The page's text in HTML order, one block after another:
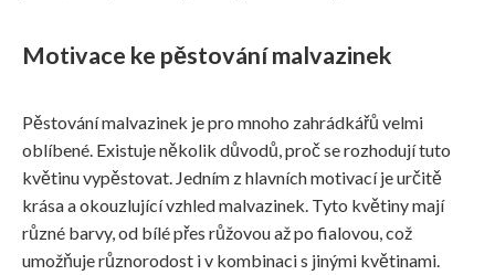
Motivace ke pěstování malvazinek
Pěstování malvazinek je pro mnoho zahrádkářů velmi
oblíbené. Existuje několik důvodů, proč se rozhodují tuto
květinu vypěstovat. Jedním z hlavních motivací je určitě
krása a okouzlující vzhled malvazinek. Tyto květiny mají
různé barvy, od bílé přes růžovou až po fialovou, což
umožňuje různorodost i v kombinaci s jinými květinami.